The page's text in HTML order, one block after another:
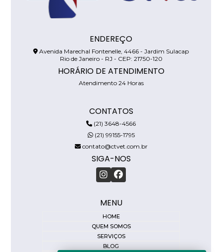
ENDEREÇO
Avenida Marechal Fontenelle, 4466 - Jardim Sulacap
Rio de Janeiro - RJ - CEP: 21750-120
HORÁRIO DE ATENDIMENTO
Atendimento 24 Horas
CONTATOS
(21) 3648-4566
(21) 99155-1795
contato@ctvet.com.br
SIGA-NOS
MENU
HOME
QUEM SOMOS
SERVIÇOS
BLOG